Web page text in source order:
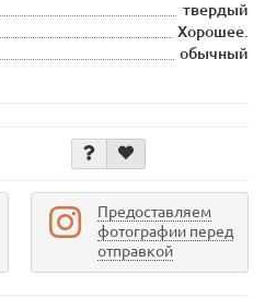
твердый
Хорошее.
обычный
Предоставляем
фотографии перед
отправкой